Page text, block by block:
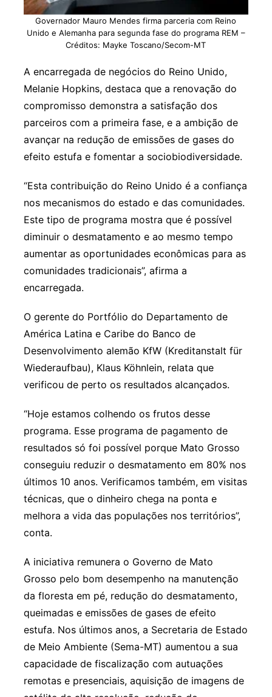
Governador Mauro Mendes firma parceria com Reino
Unido e Alemanha para segunda fase do programa REM –
Créditos: Mayke Toscano/Secom-MT
A encarregada de negócios do Reino Unido,
Melanie Hopkins, destaca que a renovação do
compromisso demonstra a satisfação dos
parceiros com a primeira fase, e a ambição de
avançar na redução de emissões de gases do
efeito estufa e fomentar a sociobiodiversidade.
“Esta contribuição do Reino Unido é a confiança
nos mecanismos do estado e das comunidades.
Este tipo de programa mostra que é possível
diminuir o desmatamento e ao mesmo tempo
aumentar as oportunidades econômicas para as
comunidades tradicionais”, afirma a
encarregada.
O gerente do Portfólio do Departamento de
América Latina e Caribe do Banco de
Desenvolvimento alemão KfW (Kreditanstalt für
Wiederaufbau), Klaus Köhnlein, relata que
verificou de perto os resultados alcançados.
“Hoje estamos colhendo os frutos desse
programa. Esse programa de pagamento de
resultados só foi possível porque Mato Grosso
conseguiu reduzir o desmatamento em 80% nos
últimos 10 anos. Verificamos também, em visitas
técnicas, que o dinheiro chega na ponta e
melhora a vida das populações nos territórios”,
conta.
A iniciativa remunera o Governo de Mato
Grosso pelo bom desempenho na manutenção
da floresta em pé, redução do desmatamento,
queimadas e emissões de gases de efeito
estufa. Nos últimos anos, a Secretaria de Estado
de Meio Ambiente (Sema-MT) aumentou a sua
capacidade de fiscalização com autuações
remotas e presenciais, aquisição de imagens de